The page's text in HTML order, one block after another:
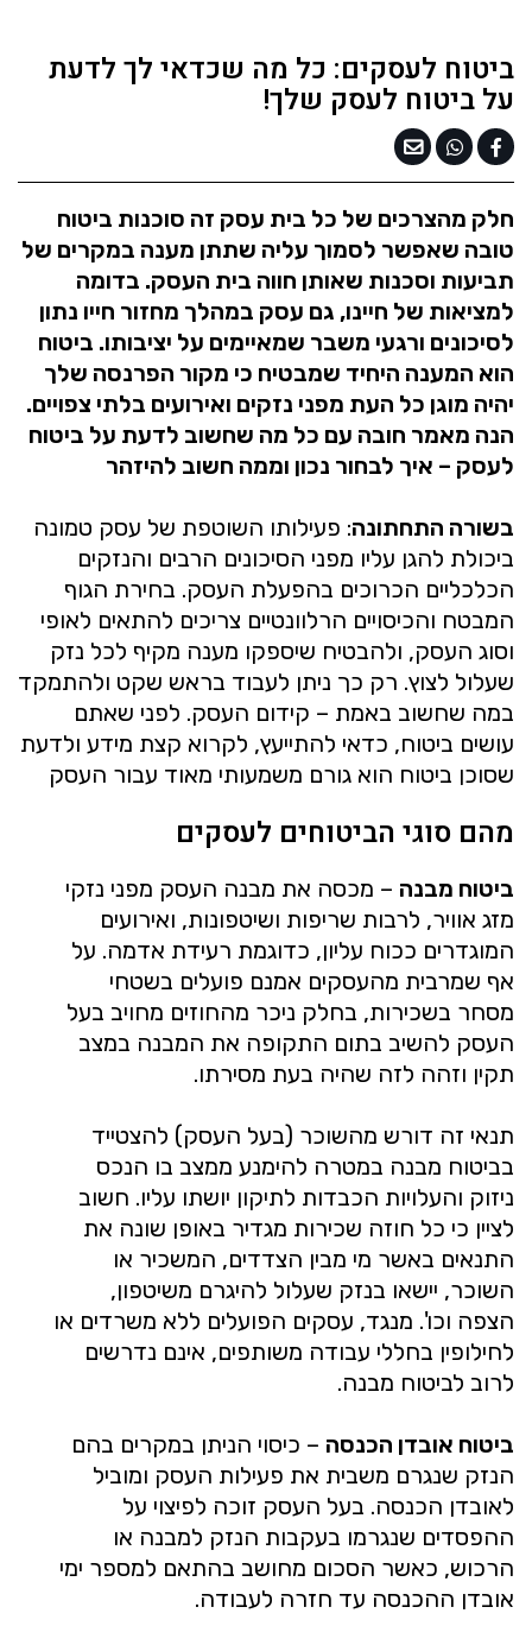
ביטוח לעסקים: כל מה שכדאי לך לדעת
על ביטוח לעסק שלך!
חלק מהצרכים של כל בית עסק זה סוכנות ביטוח
טובה שאפשר לסמוך עליה שתתן מענה במקרים של
תביעות וסכנות שאותן חווה בית העסק. בדומה
למציאות של חיינו, גם עסק במהלך מחזור חייו נתון
לסיכונים ורגעי משבר שמאיימים על יציבותו. ביטוח
הוא המענה היחיד שמבטיח כי מקור הפרנסה שלך
יהיה מוגן כל העת מפני נזקים ואירועים בלתי צפויים.
הנה מאמר חובה עם כל מה שחשוב לדעת על ביטוח
לעסק – איך לבחור נכון וממה חשוב להיזהר
בשורה התחתונה: פעילותו השוטפת של עסק טמונה
ביכולת להגן עליו מפני הסיכונים הרבים והנזקים
הכלכליים הכרוכים בהפעלת העסק. בחירת הגוף
המבטח והכיסויים הרלוונטיים צריכים להתאים לאופי
וסוג העסק, ולהבטיח שיספקו מענה מקיף לכל נזק
שעלול לצוץ. רק כך ניתן לעבוד בראש שקט ולהתמקד
במה שחשוב באמת – קידום העסק. לפני שאתם
עושים ביטוח, כדאי להתייעץ, לקרוא קצת מידע ולדעת
שסוכן ביטוח הוא גורם משמעותי מאוד עבור העסק
מהם סוגי הביטוחים לעסקים
ביטוח מבנה – מכסה את מבנה העסק מפני נזקי
מזג אוויר, לרבות שריפות ושיטפונות, ואירועים
המוגדרים ככוח עליון, כדוגמת רעידת אדמה. על
אף שמרבית מהעסקים אמנם פועלים בשטחי
מסחר בשכירות, בחלק ניכר מהחוזים מחויב בעל
העסק להשיב בתום התקופה את המבנה במצב
תקין וזהה לזה שהיה בעת מסירתו.
תנאי זה דורש מהשוכר (בעל העסק) להצטייד
בביטוח מבנה במטרה להימנע ממצב בו הנכס
ניזוק והעלויות הכבדות לתיקון יושתו עליו. חשוב
לציין כי כל חוזה שכירות מגדיר באופן שונה את
התנאים באשר מי מבין הצדדים, המשכיר או
השוכר, יישאו בנזק שעלול להיגרם משיטפון,
הצפה וכו'. מנגד, עסקים הפועלים ללא משרדים או
לחילופין בחללי עבודה משותפים, אינם נדרשים
לרוב לביטוח מבנה.
ביטוח אובדן הכנסה – כיסוי הניתן במקרים בהם
הנזק שנגרם משבית את פעילות העסק ומוביל
לאובדן הכנסה. בעל העסק זוכה לפיצוי על
ההפסדים שנגרמו בעקבות הנזק למבנה או
הרכוש, כאשר הסכום מחושב בהתאם למספר ימי
אובדן ההכנסה עד חזרה לעבודה.